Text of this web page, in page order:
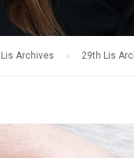
Lis Archives 29th Lis